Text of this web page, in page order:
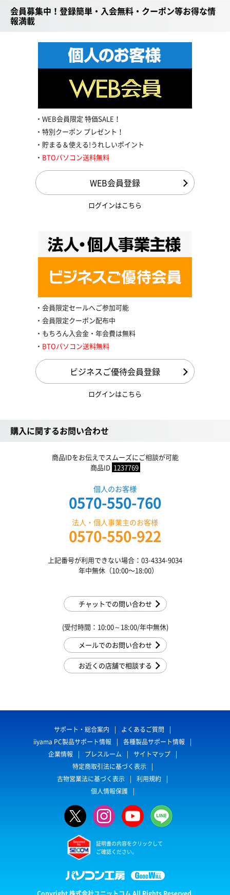
会員募集中！登録簡単・入会無料・クーポン等お得な情
報満載
WEB会員限定 特価SALE！
特別クーポン プレゼント！
貯まる＆使える!うれしいポイント
BTOパソコン送料無料
WEB会員登録
ログインはこちら
会員限定セールへご参加可能
会員限定クーポン配布中
もちろん入会金・年会費は無料
BTOパソコン送料無料
ビジネスご優待会員登録
ログインはこちら
購入に関するお問い合わせ
商品IDをお伝えでスムーズにご相談が可能
商品ID 1237769
個人のお客様
0570-550-760
法人・個人事業主のお客様
0570-550-922
上記番号が利用できない場合：03-4334-9034
年中無休（10:00〜18:00）
チャットでの問い合わせ
(受付時間：10:00～18:00/年中無休)
メールでのお問い合わせ
お近くの店舗で相談する
サポート・総合案内
よくあるご質問
iiyama PC製品サポート情報
各種製品サポート情報
企業情報
プレスルーム
サイトマップ
特定商取引法に基づく表示
古物営業法に基づく表示
利用規約
個人情報保護
証明書の内容をクリックして
ご確認ください。